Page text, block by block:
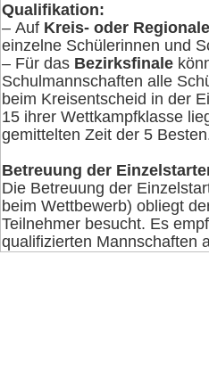
Qualifikation:
– Auf Kreis- oder
einzelne Schülerinnen und
– Für das Bezirksfinale
Schulmannschaften alle
beim Kreisentscheid in der
15 ihrer Wettkampfklasse
gemittelten Zeit der 5
Betreuung der
Die Betreuung der
beim Wettbewerb) obliegt
Teilnehmer besucht. Es
qualifizierten Mannschaften